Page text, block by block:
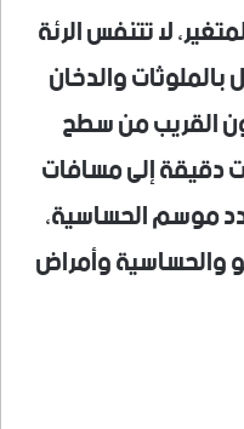
لا تتنفس الرئة
والدخان
القريب من سطح
دقيقة إلى مسافات
موسم الحساسية،
والحساسية وأمراض